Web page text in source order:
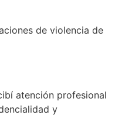
de violencia de
atención profesional
y